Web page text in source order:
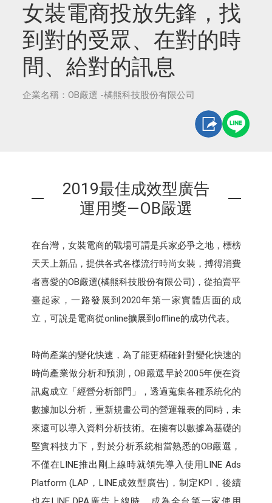
女裝電商投放先鋒，找
到對的受眾、在對的時
間、給對的訊息
企業名稱：OB嚴選 -橘熊科技股份有限公司
2019最佳成效型廣告
運用獎—OB嚴選
在台灣，女裝電商的戰場可謂是兵家必爭之地，標榜
天天上新品，提供各式各樣流行時尚女裝，搏得消費
者喜愛的OB嚴選(橘熊科技股份有限公司)，從拍賣平
臺起家，一路發展到2020年第一家實體店面的成
立，可說是電商從online擴展到offline的成功代表。
時尚產業的變化快速，為了能更精確針對變化快速的
時尚產業做分析和預測，OB嚴選早於2005年便在資
訊處成立「經營分析部門」，透過蒐集各種系統化的
數據加以分析，重新規畫公司的營運報表的同畤，未
來還可以導入資料分析技術。在擁有以數據為基礎的
堅實科技力下，對於分析系統相當熟悉的OB嚴選，
不僅在LINE推出剛上線時就領先導入使用LINE Ads
Platform (LAP，LINE成效型廣告)，制定KPI，後續